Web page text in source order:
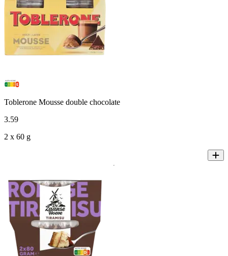
Toblerone Mousse double chocolate
3.59
2 x 60 g